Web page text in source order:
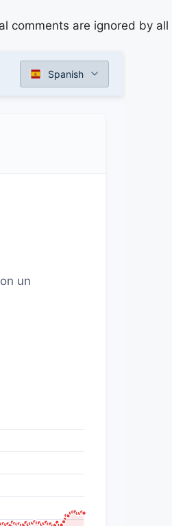
comments are ignored by all
Spanish
un